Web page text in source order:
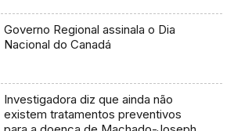
Governo Regional assinala o Dia
Nacional do Canadá
Investigadora diz que ainda não
existem tratamentos preventivos